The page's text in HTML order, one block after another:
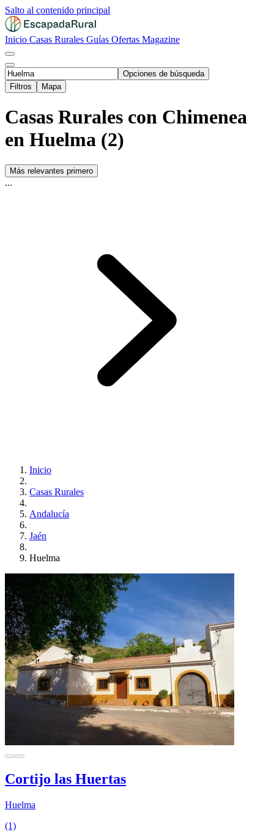
Salto al contenido principal
Inicio Casas Rurales Guías Ofertas Magazine
Opciones de búsqueda
Filtros
Mapa
Casas Rurales con Chimenea
en Huelma (2)
Más relevantes primero
...
Inicio
Casas Rurales
Andalucía
Jaén
Huelma
Cortijo las Huertas
Huelma
(1)